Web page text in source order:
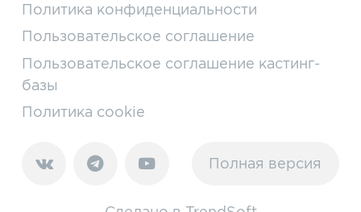
Политика конфиденциальности
Пользовательское соглашение
Пользовательское соглашение кастинг-
базы
Политика cookie
Полная версия